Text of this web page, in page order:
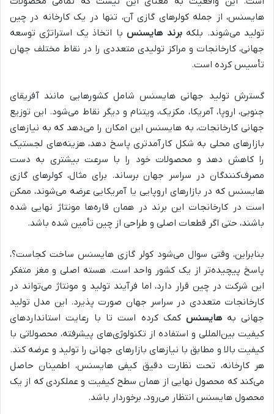
هایسنس، از جمله کولرهای گازی آن، تنها در یک کارخانه در چین
تولید می‌شوند. بلکهبرند هایسنسبا اتخاذ یک استراتژی توسعه
جهانی، کارخانجات و مراکز تولیدی متعددی را در نقاط مختلف جهان
تأسیس کرده است.
گسترش تولید جهانی هایسنس شامل کشورهایی مانند آفریقای
جنوبی، اروپا، آمریکا، مکزیک، ویتنام و دیگر نقاط می‌شود. این توزیع
جهانی کارخانجات، به هایسنس این امکان را می‌دهد که به نیازهای
بازارهای محلی به شکل کارآمدتری پاسخ دهد، هزینه‌های لجستیک
را کاهش دهد و محصولات خود را با سرعت بیشتری به دست
مصرف‌کنندگان در سراسر جهان برساند. برای مثال، کولرهای گازی
هایسنس که در بازارهای اروپایی یا آمریکایی عرضه می‌شوند، ممکن
است در کارخانجات این برند در همان قاره‌ها مونتاژ نهایی شده
باشند، حتی اگر قطعات اصلی و طراحی از چین تأمین شده باشد.
بنابراین، وقتی سوال می‌شود کولر گازی هایسنس ساخت کجاست؟،
پاسخ پیچیده‌تر از یک کشور واحد است. هسته اصلی و مغز متفکر
این شرکت در چین قرار دارد، اما فرآیند تولید و مونتاژ می‌تواند در
کارخانجات متعددی در سراسر جهان صورت پذیرد. این مدل تولید
جهانی بههایسنس کمک کرده است تا با رعایت استانداردهای
کیفیت بین‌المللی و استفاده از تکنولوژی‌های پیشرفته، محصولاتی با
کیفیت بالا و مطابق با نیازهای بازارهای جهانی را تولید و عرضه کند.
هر کارخانه، تحت نظارت دقیق کیفی هایسنس، اطمینان حاصل
می‌کند که محصول نهایی از همان سطح کیفیت و عملکردی که از یک
محصول هایسنس انتظار می‌رود، برخوردار باشد.